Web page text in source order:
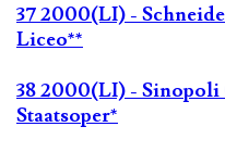
37 2000(LI) -
Liceo**
38 2000(LI) - Sinopoli
Staatsoper*